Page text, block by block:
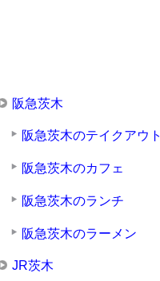
阪急茨木
阪急茨木のテイクアウト
阪急茨木のカフェ
阪急茨木のランチ
阪急茨木のラーメン
JR茨木